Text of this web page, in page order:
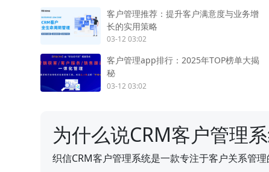
客户管理推荐：提升客户满意度与业务增
长的实用策略
03-12 03:02
客户管理app排行：2025年TOP榜单大揭
秘
03-12 03:02
为什么说CRM客户管理
织信CRM客户管理系统是一款专注于客户关系管